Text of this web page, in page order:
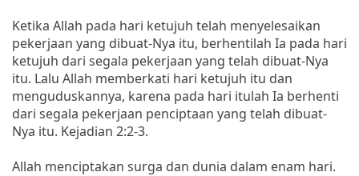
Ketika Allah pada hari ketujuh telah menyelesaikan
pekerjaan yang dibuat-Nya itu, berhentilah Ia pada hari
ketujuh dari segala pekerjaan yang telah dibuat-Nya
itu. Lalu Allah memberkati hari ketujuh itu dan
menguduskannya, karena pada hari itulah Ia berhenti
dari segala pekerjaan penciptaan yang telah dibuat-
Nya itu. Kejadian 2:2-3.
Allah menciptakan surga dan dunia dalam enam hari.